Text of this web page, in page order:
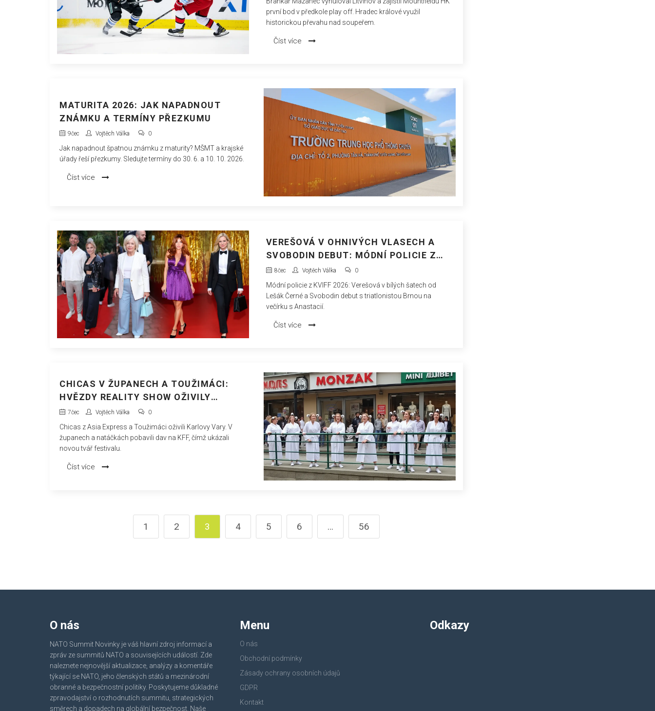
první bod v předkole play off. Hradec králové využil
historickou převahu nad soupeřem.
Číst více
MATURITA 2026: JAK NAPADNOUT
ZNÁMKU A TERMÍNY PŘEZKUMU
9čec Vojtěch Válka 0
Jak napadnout špatnou známku z maturity? MŠMT a krajské
úřady řeší přezkumy. Sledujte termíny do 30. 6. a 10. 10. 2026.
Číst více
VEREŠOVÁ V OHNIVÝCH VLASECH A
SVOBODIN DEBUT: MÓDNÍ POLICIE Z
KVIFF
8čec Vojtěch Válka 0
Módní policie z KVIFF 2026: Verešová v bílých šatech od
Lešák Černé a Svobodin debut s triatlonistou Brnou na
večírku s Anastacií.
Číst více
CHICAS V ŽUPANECH A TOUŽIMÁCI:
HVĚZDY REALITY SHOW OŽIVILY
KARLOVY VARY
7čec Vojtěch Válka 0
Chicas z Asia Express a Toužimáci oživili Karlovy Vary. V
županech a natáčkách pobavili dav na KFF, čímž ukázali
novou tvář festivalu.
Číst více
1 2 3 4 5 6 … 56
O nás
NATO Summit Novinky je váš hlavní zdroj informací a
zpráv ze summitů NATO a souvisejících událostí. Zde
naleznete nejnovější aktualizace, analýzy a komentáře
týkající se NATO, jeho členských států a mezinárodní
obranné a bezpečnostní politiky. Poskytujeme důkladné
zpravodajství o rozhodnutích summitu, strategických
směrech a dopadech na globální bezpečnost. Naše
Menu
O nás
Obchodní podmínky
Zásady ochrany osobních údajů
GDPR
Kontakt
Odkazy